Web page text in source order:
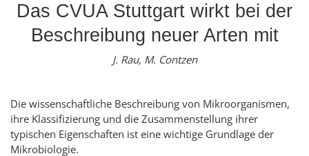
Das CVUA Stuttgart wirkt bei der
Beschreibung neuer Arten mit
J. Rau, M. Contzen
Die wissenschaftliche Beschreibung von Mikroorganismen,
ihre Klassifizierung und die Zusammenstellung ihrer
typischen Eigenschaften ist eine wichtige Grundlage der
Mikrobiologie.